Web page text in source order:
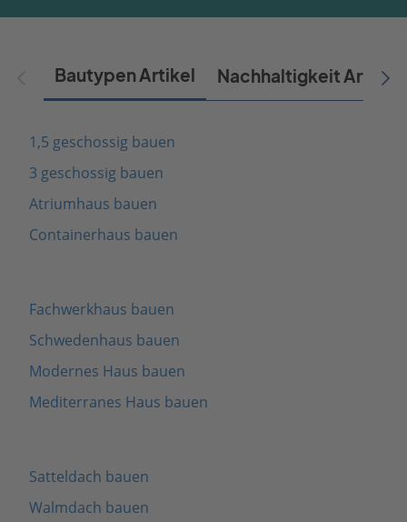
Bautypen Artikel Nachhaltigkeit Artikel
1,5 geschossig bauen
3 geschossig bauen
Atriumhaus bauen
Containerhaus bauen
Fachwerkhaus bauen
Schwedenhaus bauen
Modernes Haus bauen
Mediterranes Haus bauen
Satteldach bauen
Walmdach bauen